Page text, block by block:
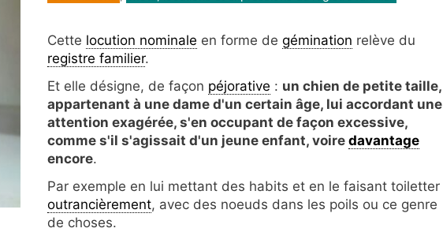
Cette locution nominale en forme de gémination relève du
registre familier.
Et elle désigne, de façon péjorative : un chien de petite taille,
appartenant à une dame d'un certain âge, lui accordant une
attention exagérée, s'en occupant de façon excessive,
comme s'il s'agissait d'un jeune enfant, voire davantage
encore.
Par exemple en lui mettant des habits et en le faisant toiletter
outrancièrement, avec des noeuds dans les poils ou ce genre
de choses.